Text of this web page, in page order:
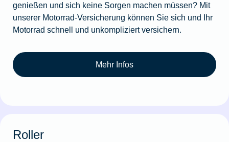
genießen und sich keine Sorgen machen müssen? Mit
unserer Motorrad-Versicherung können Sie sich und Ihr
Motorrad schnell und unkompliziert versichern.
Mehr Infos
Roller